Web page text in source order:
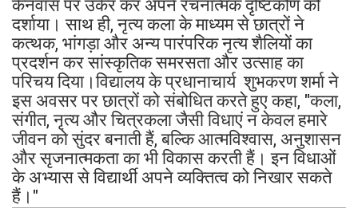
कैनवास पर उकेर कर अपने रचनात्मक दृष्टिकोण को
दर्शाया। साथ ही, नृत्य कला के माध्यम से छात्रों ने
कत्थक, भांगड़ा और अन्य पारंपरिक नृत्य शैलियों का
प्रदर्शन कर सांस्कृतिक समरसता और उत्साह का
परिचय दिया।विद्यालय के प्रधानाचार्य शुभकरण शर्मा ने
इस अवसर पर छात्रों को संबोधित करते हुए कहा, "कला,
संगीत, नृत्य और चित्रकला जैसी विधाएं न केवल हमारे
जीवन को सुंदर बनाती हैं, बल्कि आत्मविश्वास, अनुशासन
और सृजनात्मकता का भी विकास करती हैं। इन विधाओं
के अभ्यास से विद्यार्थी अपने व्यक्तित्व को निखार सकते
हैं।"